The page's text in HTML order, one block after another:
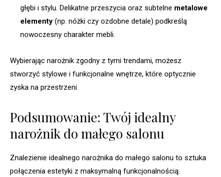
głębi i stylu. Delikatne przeszycia oraz subtelne metalowe
elementy (np. nóżki czy ozdobne detale) podkreślą
nowoczesny charakter mebli.
Wybierając narożnik zgodny z tymi trendami, możesz
stworzyć stylowe i funkcjonalne wnętrze, które optycznie
zyska na przestrzeni.
Podsumowanie: Twój idealny
narożnik do małego salonu
Znalezienie idealnego narożnika do małego salonu to sztuka
połączenia estetyki z maksymalną funkcjonalnością.